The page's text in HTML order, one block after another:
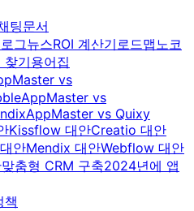
팅문서
그뉴스ROI 계산기로드맵노코
찾기용어집
vs
AppMaster vs
AppMaster vs Quixy
Kissflow 대안Creatio 대안
안Mendix 대안Webflow 대안
맞춤형 CRM 구축2024년에 앱
책